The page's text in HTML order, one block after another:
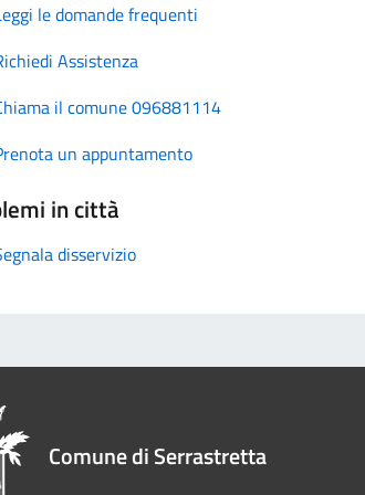
le domande frequenti
Assistenza
il comune 096881114
un appuntamento
in città
disservizio
Comune di Serrastretta